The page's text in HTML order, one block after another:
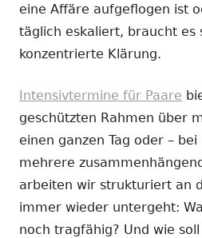
eine Affäre aufgeflogen ist
täglich eskaliert, braucht es
konzentrierte Klärung.
Intensivtermine für Paare
geschützten Rahmen über
einen ganzen Tag oder –
mehrere
arbeiten wir strukturiert an
immer wieder untergeht:
noch tragfähig? Und wie